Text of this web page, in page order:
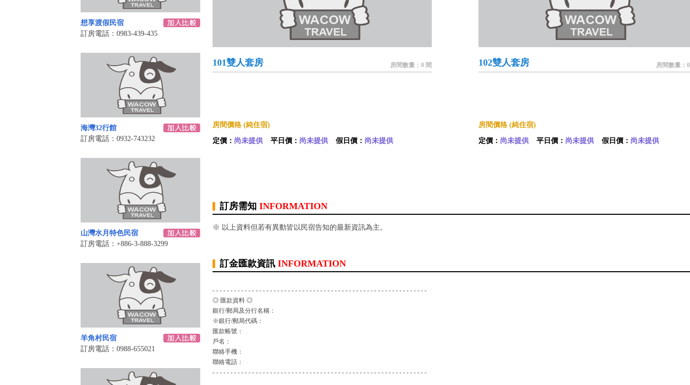
想享渡假民宿
訂房電話：0983-439-435
海灣32行館
訂房電話：0932-743232
山灣水月特色民宿
訂房電話：+886-3-888-3299
羊角村民宿
訂房電話：0988-655021
101雙人套房 房間數量：0 間
房間價格 (純住宿)
定價： 尚未提供 平日價： 尚未提供 假日價： 尚未提供
102雙人套房 房間數量：
房間價格 (純住宿)
定價： 尚未提供 平日價： 尚未提供 假日價： 尚未提供
訂房需知 INFORMATION
※ 以上資料但若有異動皆以民宿告知的最新資訊為主。
訂金匯款資訊 INFORMATION
- - - - - - - - - - - - - - - - - - - - - - - - - - - - - - - - - - - - - - - - - - - - - - - - - - - - - - - - - - - -
◎ 匯款資料 ◎
銀行/郵局及分行名稱：
※銀行/郵局代碼：
匯款帳號：
戶名：
聯絡手機：
聯絡電話：
- - - - - - - - - - - - - - - - - - - - - - - - - - - - - - - - - - - - - - - - - - - - - - - - - - - - - - - - - - - -